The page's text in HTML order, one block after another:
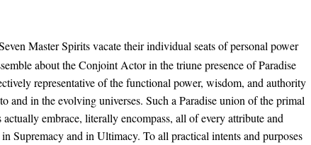
Master Spirits vacate their individual seats of personal power
about the Conjoint Actor in the triune presence of Paradise
representative of the functional power, wisdom, and authority
in the evolving universes. Such a Paradise union of the primal
embrace, literally encompass, all of every attribute and
Supremacy and in Ultimacy. To all practical intents and purposes